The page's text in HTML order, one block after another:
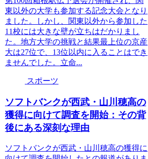
東以外の大学も参加する記念大会となり
ました。しかし、関東以外から参加した
11校には大きな壁が立ちはだかりまし
た。地方大学の挑戦と結果最上位の京産
大は27位で、13位以内に入ることはでき
ませんでした。立命...
スポーツ
ソフトバンクが西武・山川穂高の
獲得に向けて調査を開始：その背
後にある深刻な理由
ソフトバンクが西武・山川穂高の獲得に